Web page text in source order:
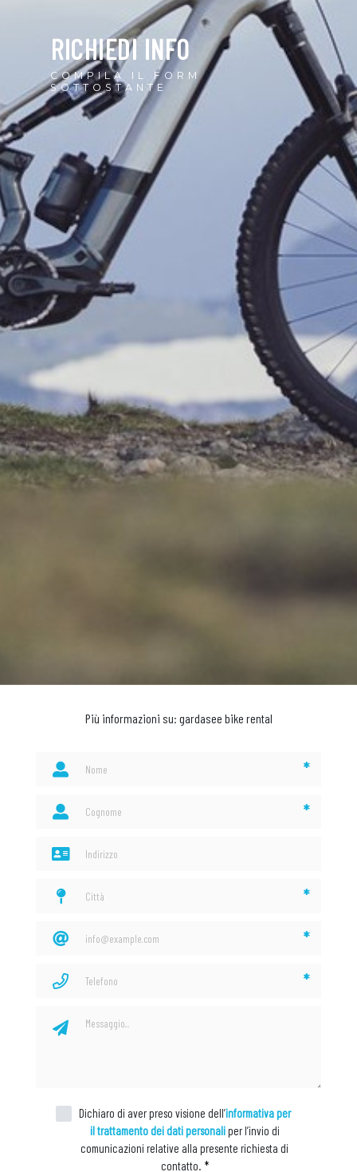
RICHIEDI INFO
COMPILA IL FORM
SOTTOSTANTE
Più informazioni su: gardasee bike rental
*
*
*
*
*
Dichiaro di aver preso visione dell’informativa per
il trattamento dei dati personaliper l’invio di
comunicazioni relative alla presente richiesta di
contatto. *